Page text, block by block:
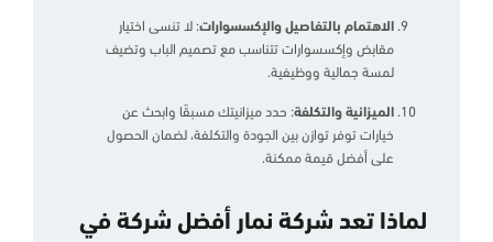
الاهتمام بالتفاصيل والإكسسوارات: لا تنسى اختيار
مقابض وإكسسوارات تتناسب مع تصميم الباب وتضيف
لمسة جمالية ووظيفية.
الميزانية والتكلفة: حدد ميزانيتك مسبقًا وابحث عن
خيارات توفر توازن بين الجودة والتكلفة، لضمان الحصول
على أفضل قيمة ممكنة.
لماذا تعد شركة نمار أفضل شركة في